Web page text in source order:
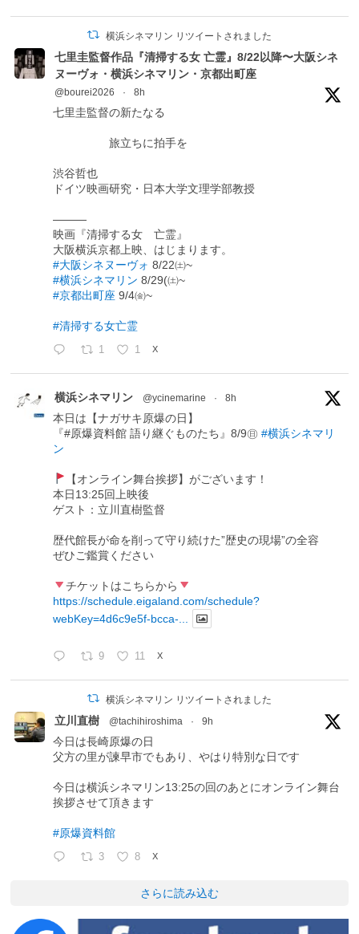
横浜シネマリン リツイートされました
七里圭監督作品『清掃する女 亡霊』8/22以降〜大阪シネ
ヌーヴォ・横浜シネマリン・京都出町座
@bourei2026 · 8h
七里圭監督の新たなる
旅立ちに拍手を
渋谷哲也
ドイツ映画研究・日本大学文理学部教授
―――
映画『清掃する女 亡霊』
大阪横浜京都上映、はじまります。
#大阪シネヌーヴォ 8/22㈯~
#横浜シネマリン 8/29(㈯~
#京都出町座 9/4㈮~
#清掃する女亡霊
1 1 X
横浜シネマリン @ycinemarine · 8h
本日は【ナガサキ原爆の日】
『#原爆資料館 語り継ぐものたち』8/9㊐#横浜シネマリ
ン
【オンライン舞台挨拶】がございます！
本日13:25回上映後
ゲスト：立川直樹監督
歴代館長が命を削って守り続けた”歴史の現場”の全容
ぜひご鑑賞ください
チケットはこちらから
https://schedule.eigaland.com/schedule?
webKey=4d6c9e5f-bcca-...
9 11 X
横浜シネマリン リツイートされました
立川直樹 @tachihiroshima · 9h
今日は長崎原爆の日
父方の里が諫早市でもあり、やはり特別な日です
今日は横浜シネマリン13:25の回のあとにオンライン舞台
挨拶させて頂きます
#原爆資料館
3 8 X
さらに読み込む